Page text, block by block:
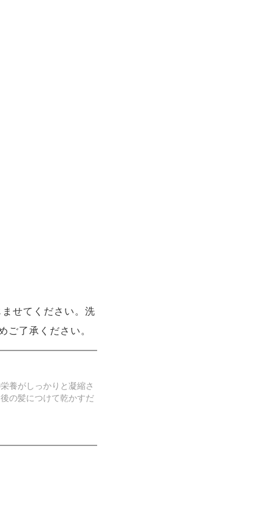
せてください。洗
了承ください。
養がしっかりと凝縮さ
の髪につけて乾かすだ